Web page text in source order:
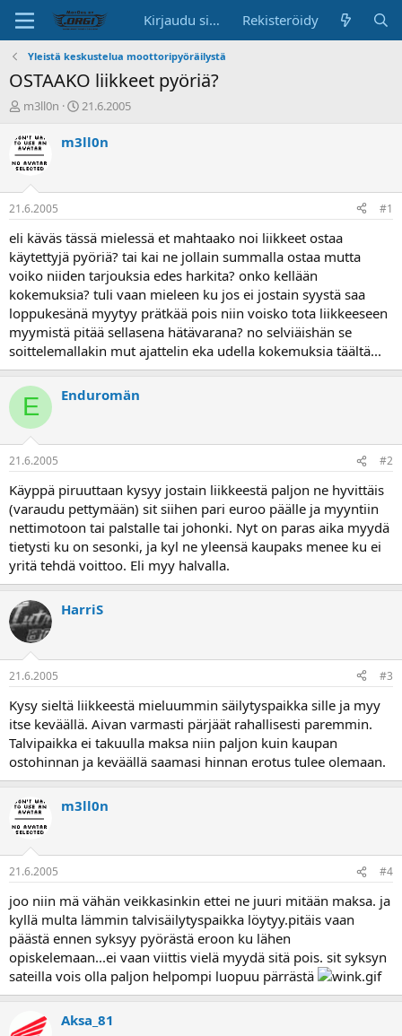
Kirjaudu sisään Rekisteröidy
Yleistä keskustelua moottoripyöräilystä
OSTAAKO liikkeet pyöriä?
K
s
k
u
s
t
e
n
a
l
o
i
t
j
a
m3ll0n
A
o
p
ä
v
ä
21.6.2005
m3ll0n
21.6.2005 #1
eli käväs tässä mielessä et mahtaako noi liikkeet ostaa
käytettyjä pyöriä? tai kai ne jollain summalla ostaa mutta
voiko niiden tarjouksia edes harkita? onko kellään
kokemuksia? tuli vaan mieleen ku jos ei jostain syystä saa
loppukesänä myytyy prätkää pois niin voisko tota liikkeeseen
myymistä pitää sellasena hätävarana? no selviäishän se
soittelemallakin mut ajattelin eka udella kokemuksia täältä...
E Enduromän
21.6.2005 #2
Käyppä piruuttaan kysyy jostain liikkeestä paljon ne hyvittäis
(varaudu pettymään) sit siihen pari euroo päälle ja myyntiin
nettimotoon tai palstalle tai johonki. Nyt on paras aika myydä
tietysti ku on sesonki, ja kyl ne yleensä kaupaks menee ku ei
yritä tehdä voittoo. Eli myy halvalla.
HarriS
21.6.2005 #3
Kysy sieltä liikkeestä mieluummin säilytyspaikka sille ja myy
itse keväällä. Aivan varmasti pärjäät rahallisesti paremmin.
Talvipaikka ei takuulla maksa niin paljon kuin kaupan
ostohinnan ja keväällä saamasi hinnan erotus tulee olemaan.
m3ll0n
21.6.2005 #4
joo niin mä vähän veikkasinkin ettei ne juuri mitään maksa. ja
kyllä multa lämmin talvisäilytyspaikka löytyy.pitäis vaan
päästä ennen syksyy pyörästä eroon ku lähen
opiskelemaan...ei vaan viittis vielä myydä sitä pois. sit syksyn
sateilla vois olla paljon helpompi luopuu pärrästä
Aksa_81